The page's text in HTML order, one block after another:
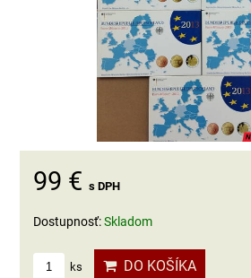
99 € s DPH
Dostupnosť:Skladom
ks DO KOŠÍKA